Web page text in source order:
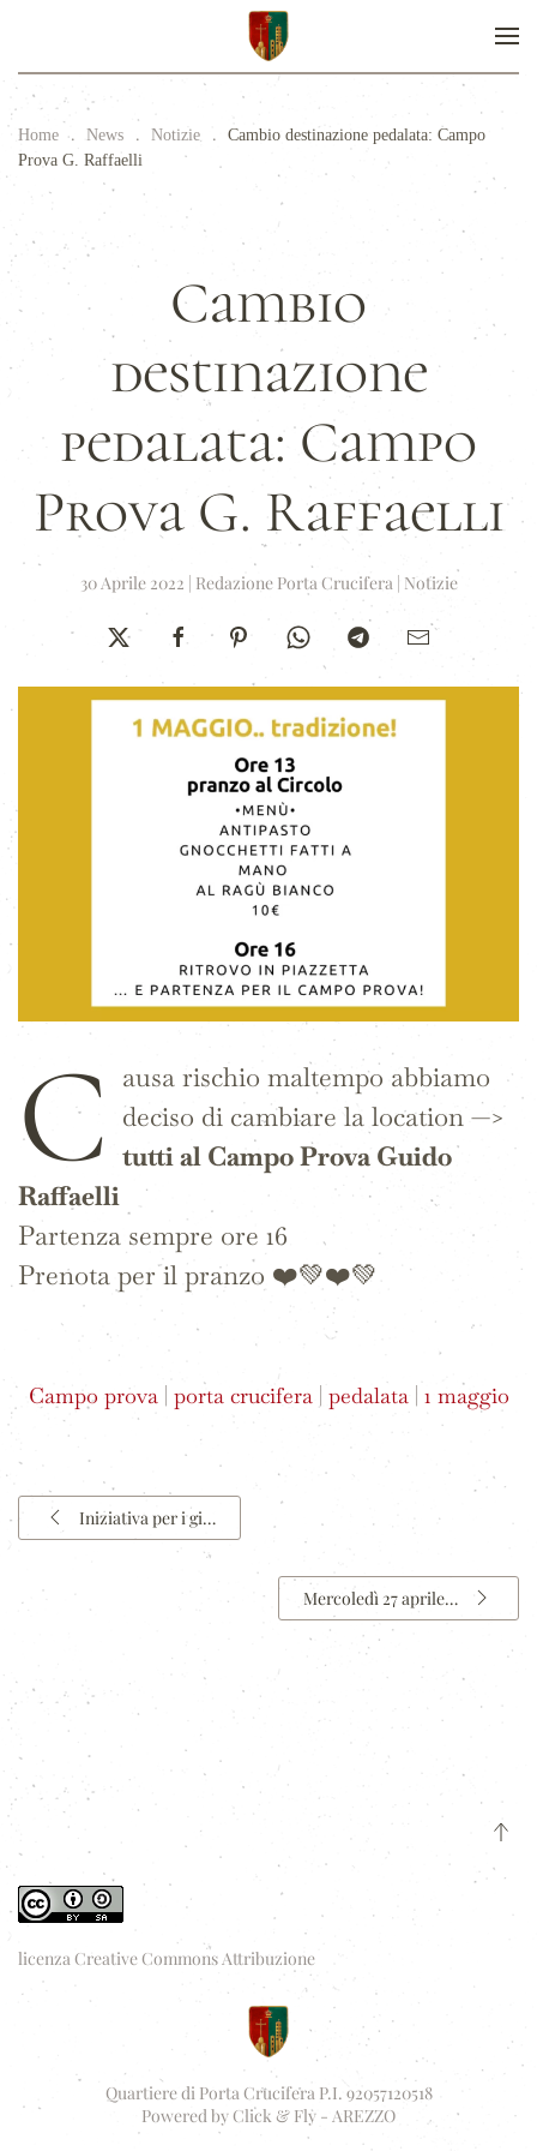
Home News Notizie
Cambio destinazione pedalata: Campo
Prova G. Raffaelli
Cambio
destinazione
pedalata: Campo
Prova G. Raffaelli
30 Aprile 2022 | Redazione Porta Crucifera| Notizie
C
ausa rischio maltempo abbiamo
deciso di cambiare la location —>
tutti al Campo Prova Guido
Raffaelli
Partenza sempre ore 16
Prenota per il pranzo ❤️💚❤️💚
Campo prova| porta crucifera| pedalata| 1 maggio
Iniziativa per i gi…
Mercoledì 27 aprile…
licenza Creative Commons Attribuzione
Quartiere di Porta Crucifera P.I. 92057120518
Powered byClick & Fly - AREZZO